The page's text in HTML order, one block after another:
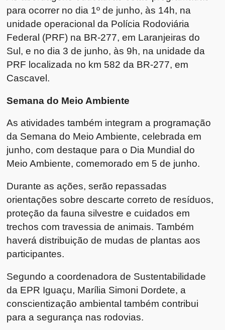
para ocorrer no dia 1º de junho, às 14h, na
unidade operacional da Polícia Rodoviária
Federal (PRF) na BR-277, em Laranjeiras do
Sul, e no dia 3 de junho, às 9h, na unidade da
PRF localizada no km 582 da BR-277, em
Cascavel.
Semana do Meio Ambiente
As atividades também integram a programação
da Semana do Meio Ambiente, celebrada em
junho, com destaque para o Dia Mundial do
Meio Ambiente, comemorado em 5 de junho.
Durante as ações, serão repassadas
orientações sobre descarte correto de resíduos,
proteção da fauna silvestre e cuidados em
trechos com travessia de animais. Também
haverá distribuição de mudas de plantas aos
participantes.
Segundo a coordenadora de Sustentabilidade
da EPR Iguaçu, Marília Simoni Dordete, a
conscientização ambiental também contribui
para a segurança nas rodovias.